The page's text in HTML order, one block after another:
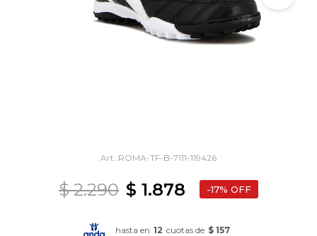
ROMA-TF-B-7111-119426
$ 1.878
$ 2.290 17
hasta en 12 cuotas de $ 157